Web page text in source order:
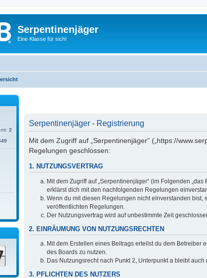
Serpentinenjäger
Eine Klasse für sich!
Serpentinenjäger - Registrierung
Mit dem Zugriff auf „Serpentinenjäger“ („https://
Regelungen geschlossen:
1. NUTZUNGSVERTRAG
Mit dem Zugriff auf „Serpentinenjäger“ (im Folgenden
erklärst dich mit den nachfolgenden Regelungen
Wenn du mit diesen Regelungen nicht einverstanden
veröffentlichten Regelungen.
Der Nutzungsvertrag wird auf unbestimmte Zeit
2. EINRÄUMUNG VON NUTZUNGSRECHTEN
Mit dem Erstellen eines Beitrags erteilst du dem
des Boards zu nutzen.
Das Nutzungsrecht nach Punkt 2, Unterpunkt a bleibt
3. PFLICHTEN DES NUTZERS
2